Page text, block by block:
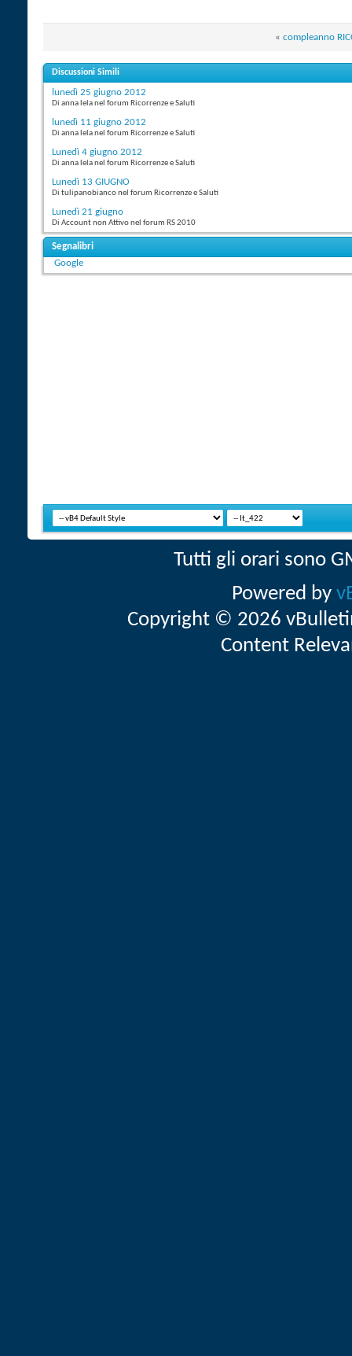
« compleanno
Discussioni Simili
lunedì 25 giugno 2012
Di anna lela nel forum Ricorrenze e Saluti
lunedì 11 giugno 2012
Di anna lela nel forum Ricorrenze e Saluti
Lunedì 4 giugno 2012
Di anna lela nel forum Ricorrenze e Saluti
Lunedì 13 GIUGNO
Di tulipanobianco nel forum Ricorrenze e Saluti
Lunedì 21 giugno
Di Account non Attivo nel forum RS 2010
Segnalibri
Google
Tutti gli orari sono
Powered by
Copyright © 2026
Content